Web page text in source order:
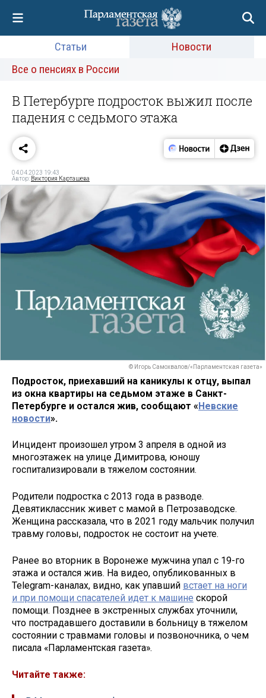
Статьи
Новости
Все о пенсиях в России
В Петербурге подросток выжил после
падения с седьмого этажа
04.04.2023 19:43
Автор: Виктория Карташева
© Игорь Самохвалов/«Парламентская газета»
Подросток, приехавший на каникулы к отцу, выпал
из окна квартиры на седьмом этаже в Санкт-
Петербурге и остался жив, сообщают «Невские
новости».
Инцидент произошел утром 3 апреля в одной из
многоэтажек на улице Димитрова, юношу
госпитализировали в тяжелом состоянии.
Родители подростка с 2013 года в разводе.
Девятиклассник живет с мамой в Петрозаводске.
Женщина рассказала, что в 2021 году мальчик получил
травму головы, подросток не состоит на учете.
Ранее во вторник в Воронеже мужчина упал с 19-го
этажа и остался жив. На видео, опубликованных в
Telegram-каналах, видно, как упавший встает на ноги
и при помощи спасателей идет к машине скорой
помощи. Позднее в экстренных службах уточнили,
что пострадавшего доставили в больницу в тяжелом
состоянии с травмами головы и позвоночника, о чем
писала «Парламентская газета».
Читайте также: